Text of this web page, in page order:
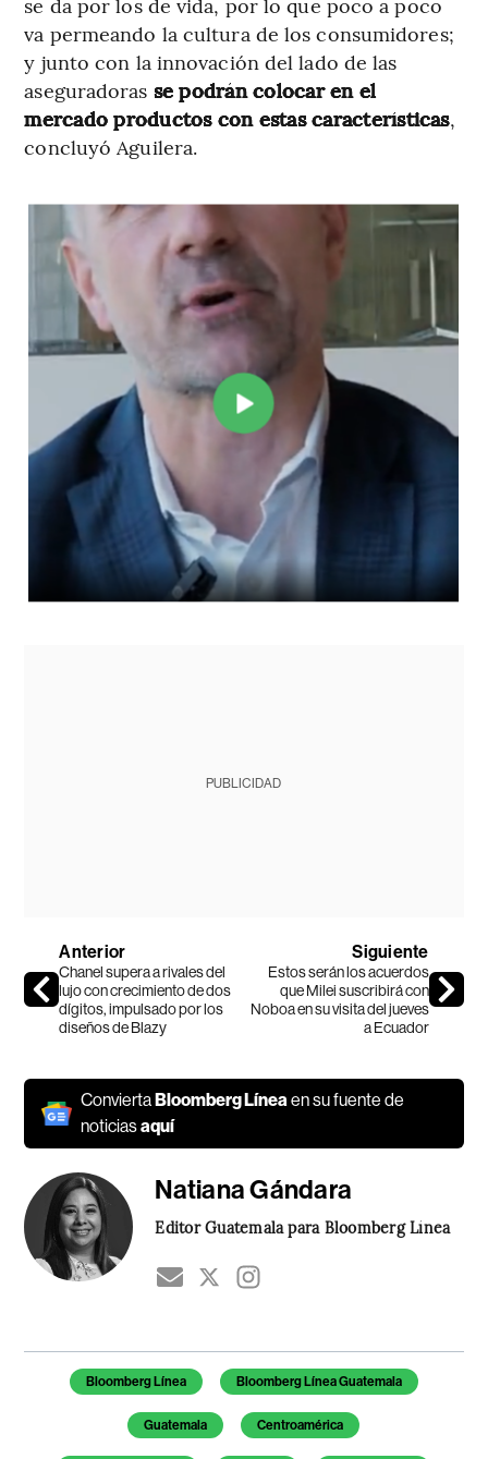
va permeando la cultura de los consumidores;
y junto con la innovación del lado de las
aseguradoras se podrán colocar en el
mercado productos con estas características,
concluyó Aguilera.
PUBLICIDAD
Anterior
Chanel supera a rivales del
lujo con crecimiento de dos
dígitos, impulsado por los
diseños de Blazy
Siguiente
Estos serán los acuerdos
que Milei suscribirá con
Noboa en su visita del jueves
a Ecuador
ConviertaBloomberg Líneaen su fuente de
noticiasaquí
Natiana Gándara
Editor Guatemala para Bloomberg Línea
Temas de este artículo
Bloomberg Línea Bloomberg Línea Guatemala
Guatemala Centroamérica